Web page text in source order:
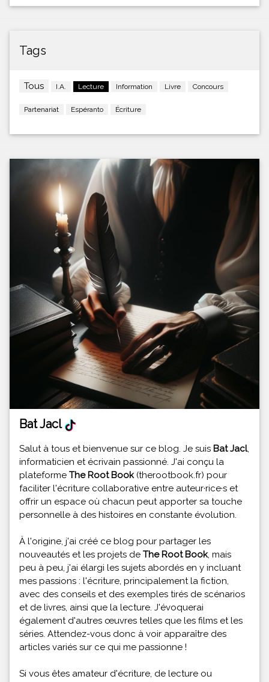
Tags
Tous I.A. Lecture Information Livre Concours
Partenariat Espéranto Écriture
Bat Jacl
Salut à tous et bienvenue sur ce blog. Je suis Bat Jacl,
informaticien et écrivain passionné. J'ai conçu la
plateforme The Root Book(therootbook.fr) pour
faciliter l'écriture collaborative entre auteur·rice·s et
offrir un espace où chacun peut apporter sa touche
personnelle à des histoires en constante évolution.
À l'origine, j'ai créé ce blog pour partager les
nouveautés et les projets de The Root Book, mais
peu à peu, j'ai élargi les sujets abordés en y incluant
mes passions : l'écriture, principalement la fiction,
avec des conseils et des exemples tirés de scénarios
et de livres, ainsi que la lecture. J'évoquerai
également d'autres œuvres telles que les films et les
séries. Attendez-vous donc à voir apparaître des
articles variés sur ce qui me passionne !
Si vous êtes amateur d'écriture, de lecture ou